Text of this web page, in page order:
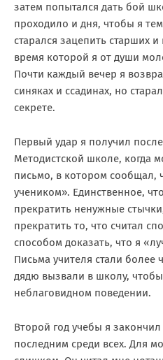
затем попытался дать бой
проходило и дня, чтобы я
старался зацепить старших
время которой я от души
Почти каждый вечер я
синяках и ссадинах, но
секрете.
Первый удар я получил
Методистской школе, когда
письмо, в котором сообщал,
учеником». Единственное,
прекратить ненужные
прекратить то, что считал
способом доказать, что я
Письма учителя стали более
дядю вызвали в школу,
неблаговидном поведении.
Второй год учебы я
последним среди всех. Для